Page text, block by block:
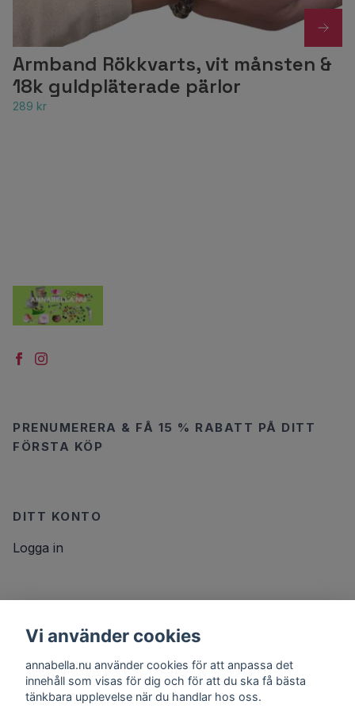
Armband Rökkvarts, vit månsten &
18k guldpläterade pärlor
289 kr
PRENUMERERA & FÅ 15 % RABATT PÅ DITT
FÖRSTA KÖP
DITT KONTO
Logga in
NYHETSBREV
E-postadress
Vi använder cookies
annabella.nu använder cookies för att anpassa det
innehåll som visas för dig och för att du ska få bästa
tänkbara upplevelse när du handlar hos oss.